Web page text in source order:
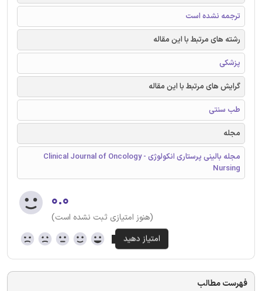
ترجمه نشده است
رشته های مرتبط با این مقاله
پزشکی
گرایش های مرتبط با این مقاله
طب سنتی
مجله
مجله بالینی پرستاری انکولوژی - Clinical Journal of Oncology
Nursing
۰.۰
(هنوز امتیازی ثبت نشده است)
فهرست مطالب